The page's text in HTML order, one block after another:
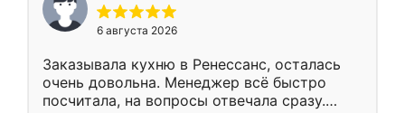
6 августа 2026
Заказывала кухню в Ренессанс, осталась
очень довольна. Менеджер всё быстро
посчитала, на вопросы отвечала сразу.